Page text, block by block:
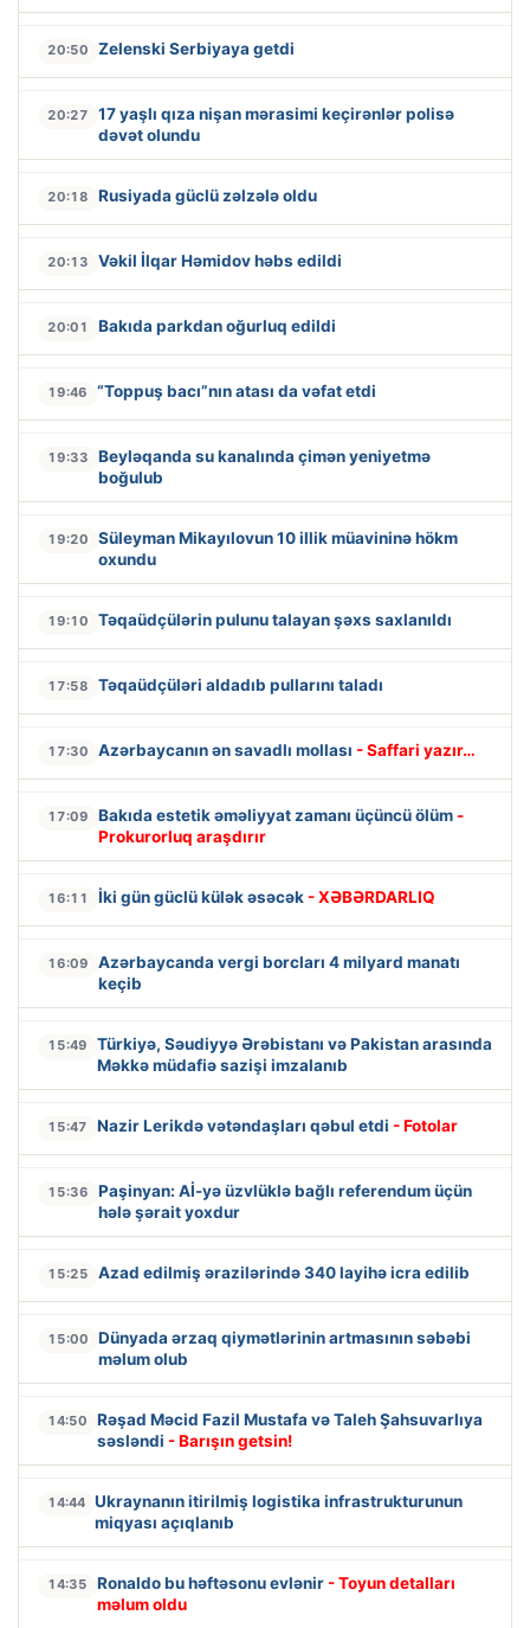
20:50 Zelenski Serbiyaya getdi
20:27
17 yaşlı qıza nişan mərasimi keçirənlər polisə
dəvət olundu
20:18 Rusiyada güclü zəlzələ oldu
20:13 Vəkil İlqar Həmidov həbs edildi
20:01 Bakıda parkdan oğurluq edildi
19:46 “Toppuş bacı”nın atası da vəfat etdi
19:33
Beyləqanda su kanalında çimən yeniyetmə
boğulub
19:20
Süleyman Mikayılovun 10 illik müavininə hökm
oxundu
19:10 Təqaüdçülərin pulunu talayan şəxs saxlanıldı
17:58 Təqaüdçüləri aldadıb pullarını taladı
17:30 Azərbaycanın ən savadlı mollası - Saffari yazır…
17:09 Bakıda estetik əməliyyat zamanı üçüncü ölüm -
Prokurorluq araşdırır
16:11 İki gün güclü külək əsəcək - XƏBƏRDARLIQ
16:09
Azərbaycanda vergi borcları 4 milyard manatı
keçib
15:49
Türkiyə, Səudiyyə Ərəbistanı və Pakistan arasında
Məkkə müdafiə sazişi imzalanıb
15:47 Nazir Lerikdə vətəndaşları qəbul etdi - Fotolar
15:36
Paşinyan: Aİ-yə üzvlüklə bağlı referendum üçün
hələ şərait yoxdur
15:25 Azad edilmiş ərazilərində 340 layihə icra edilib
15:00
Dünyada ərzaq qiymətlərinin artmasının səbəbi
məlum olub
14:50
Rəşad Məcid Fazil Mustafa və Taleh Şahsuvarlıya
səsləndi - Barışın getsin!
14:44 Ukraynanın itirilmiş logistika infrastrukturunun
miqyası açıqlanıb
14:35 Ronaldo bu həftəsonu evlənir - Toyun detalları
məlum oldu